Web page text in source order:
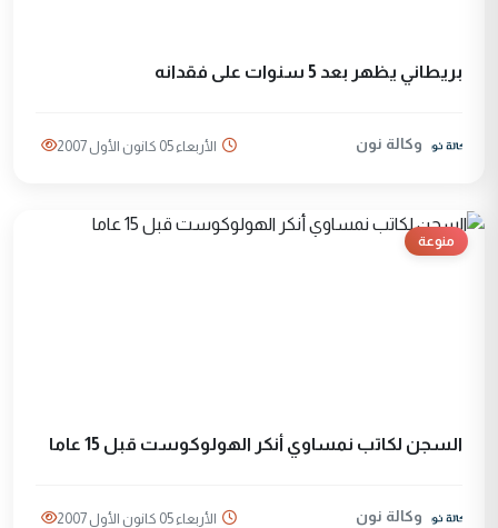
بريطاني يظهر بعد 5 سنوات على فقدانه
وكالة نون الأربعاء 05 كانون الأول 2007
منوعة
السجن لكاتب نمساوي أنكر الهولوكوست قبل 15 عاما
وكالة نون الأربعاء 05 كانون الأول 2007